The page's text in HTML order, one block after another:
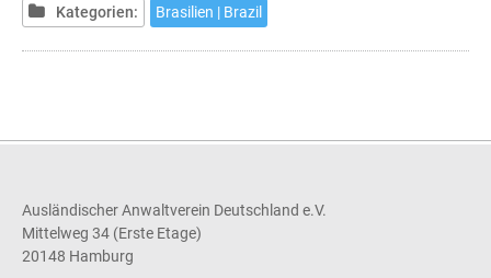
Kategorien:
Brasilien | Brazil
Ausländischer Anwaltverein Deutschland e.V.
Mittelweg 34 (Erste Etage)
20148 Hamburg